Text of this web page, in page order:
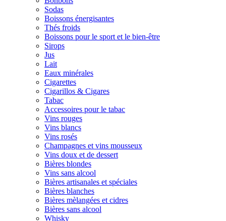
Sodas
Boissons énergisantes
Thés froids
Boissons pour le sport et le bien-être
Sirops
Jus
Lait
Eaux minérales
Cigarettes
Cigarillos & Cigares
Tabac
Accessoires pour le tabac
Vins rouges
Vins blancs
Vins rosés
Champagnes et vins mousseux
Vins doux et de dessert
Bières blondes
Vins sans alcool
Bières artisanales et spéciales
Bières blanches
Bières mèlangées et cidres
Bières sans alcool
Whisky